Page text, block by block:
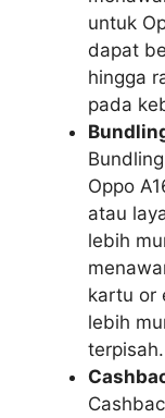
untuk
dapat
hingga
pada
Oppo
atau
lebih
kartu or
lebih
terpisah.